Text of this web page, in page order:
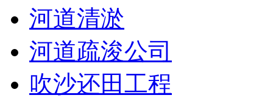
河道清淤
河道疏浚公司
吹沙还田工程